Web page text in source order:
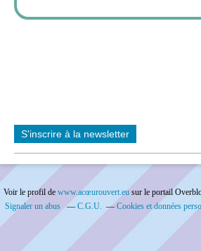
S'inscrire à la newsletter
Voir le profil de www.acœurouvert.eusur le portail
Signaler un abus
C.G.U. Cookies et données